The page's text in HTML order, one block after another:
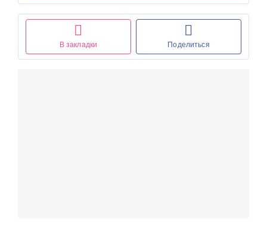
В закладки Поделиться